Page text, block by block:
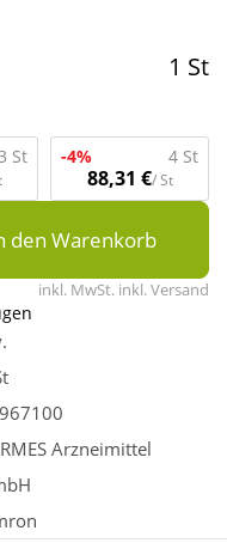
1 St
St -4% 4 St
88,31 €/ St
den Warenkorb
inkl. MwSt. inkl. Versand
Arzneimittel